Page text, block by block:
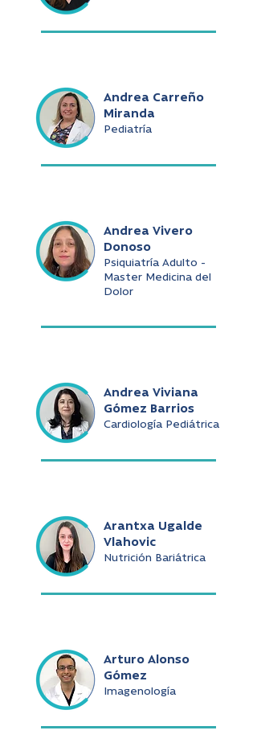
Andrea Carreño
Miranda
Pediatría
Andrea Vivero
Donoso
Psiquiatría Adulto -
Master Medicina del
Dolor
Andrea Viviana
Gómez Barrios
Cardiología Pediátrica
Arantxa Ugalde
Vlahovic
Nutrición Bariátrica
Arturo Alonso
Gómez
Imagenología